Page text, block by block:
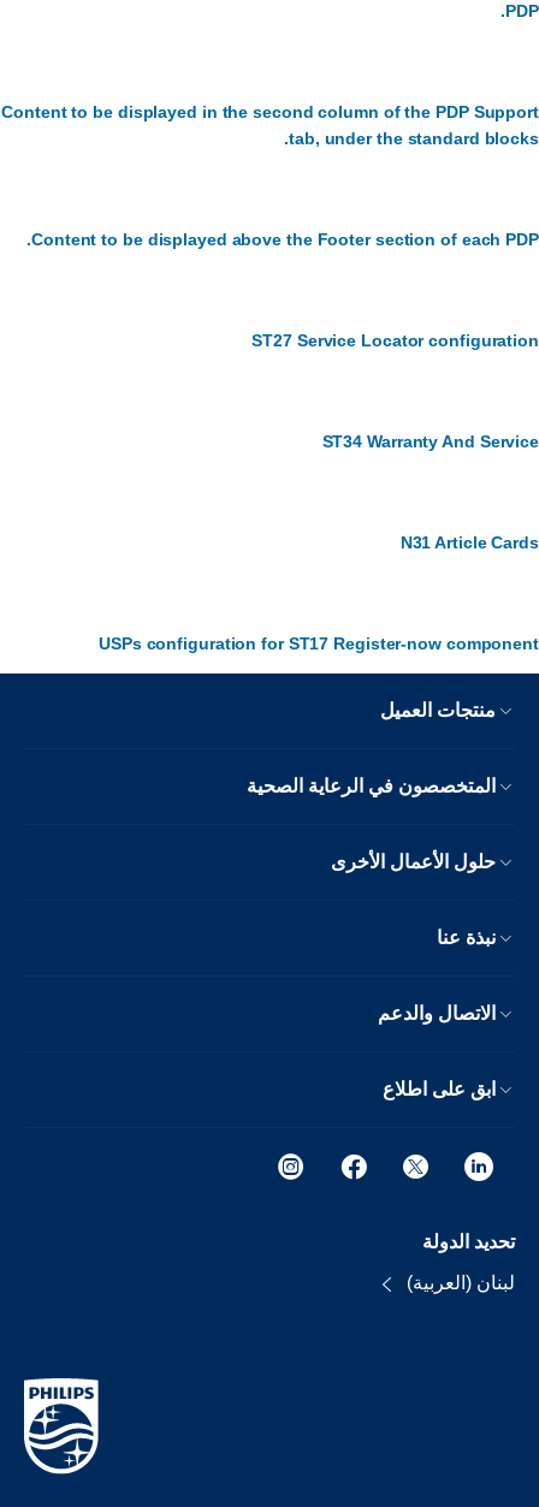
PDP.
Content to be displayed in the second column of the PDP Support
tab, under the standard blocks.
Content to be displayed above the Footer section of each PDP.
ST27 Service Locator configuration
ST34 Warranty And Service
N31 Article Cards
USPs configuration for ST17 Register-now component
منتجات العميل
المتخصصون في الرعاية الصحية
حلول الأعمال الأخرى
نبذة عنا
الاتصال والدعم
ابق على اطلاع
تحديد الدولة
لبنان (العربية)